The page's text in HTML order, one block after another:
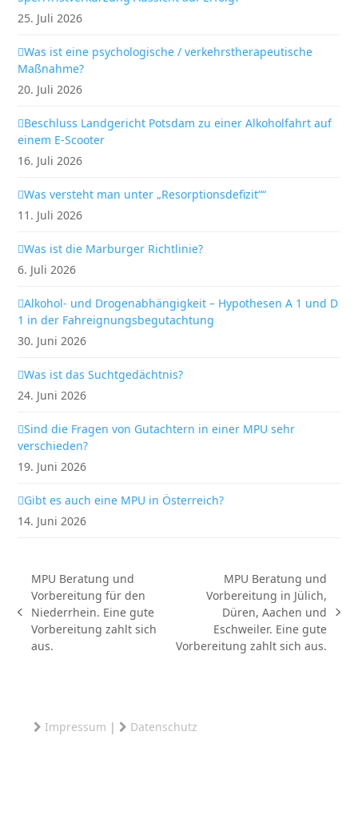
25. Juli 2026
Was ist eine psychologische / verkehrstherapeutische
Maßnahme?
20. Juli 2026
Beschluss Landgericht Potsdam zu einer Alkoholfahrt auf
einem E-Scooter
16. Juli 2026
Was versteht man unter „Resorptionsdefizit““
11. Juli 2026
Was ist die Marburger Richtlinie?
6. Juli 2026
Alkohol- und Drogenabhängigkeit – Hypothesen A 1 und D
1 in der Fahreignungsbegutachtung
30. Juni 2026
Was ist das Suchtgedächtnis?
24. Juni 2026
Sind die Fragen von Gutachtern in einer MPU sehr
verschieden?
19. Juni 2026
Gibt es auch eine MPU in Österreich?
14. Juni 2026
vorheriger
Beitrag:
MPU Beratung und
Vorbereitung für den
Niederrhein. Eine gute
Vorbereitung zahlt sich
aus.
Beitrag:
MPU Beratung und
Vorbereitung in Jülich,
Düren, Aachen und
Eschweiler. Eine gute
Vorbereitung zahlt sich aus.
Impressum | Datenschutz